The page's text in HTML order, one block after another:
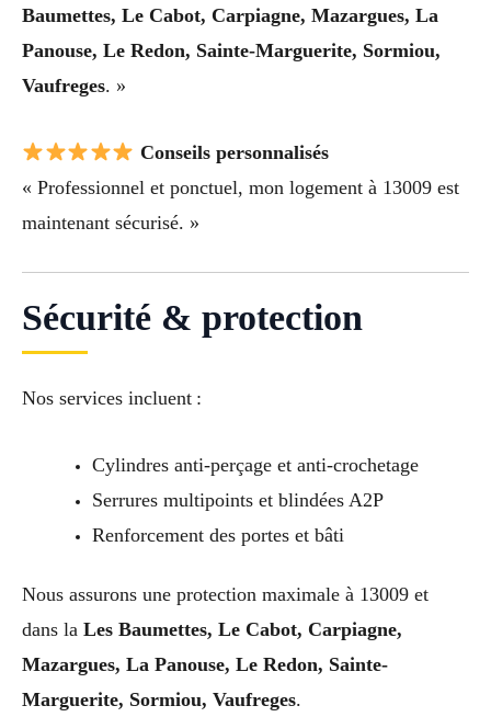
Baumettes, Le Cabot, Carpiagne, Mazargues, La
Panouse, Le Redon, Sainte-Marguerite, Sormiou,
Vaufreges. »
Conseils personnalisés
« Professionnel et ponctuel, mon logement à 13009 est
maintenant sécurisé. »
Sécurité & protection
Nos services incluent :
Cylindres anti-perçage et anti-crochetage
Serrures multipoints et blindées A2P
Renforcement des portes et bâti
Nous assurons une protection maximale à 13009 et
dans la Les Baumettes, Le Cabot, Carpiagne,
Mazargues, La Panouse, Le Redon, Sainte-
Marguerite, Sormiou, Vaufreges.